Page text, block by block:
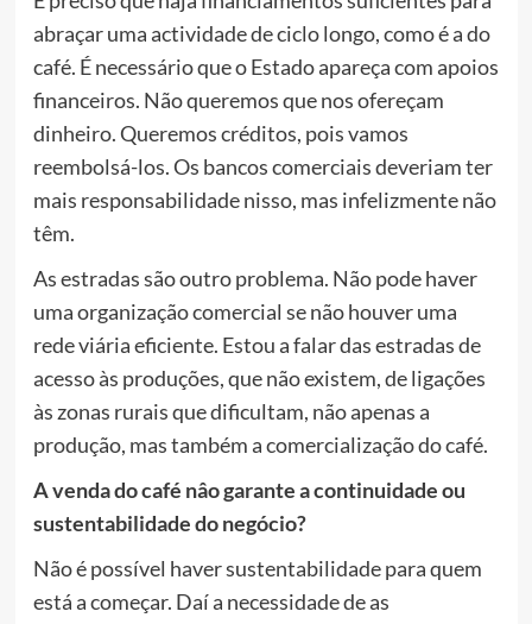
abraçar uma actividade de ciclo longo, como é a do
café. É necessário que o Estado apareça com apoios
financeiros. Não queremos que nos ofereçam
dinheiro. Queremos créditos, pois vamos
reembolsá-los. Os bancos comerciais deveriam ter
mais responsabilidade nisso, mas infelizmente não
têm.
As estradas são outro problema. Não pode haver
uma organização comercial se não houver uma
rede viária eficiente. Estou a falar das estradas de
acesso às produções, que não existem, de ligações
às zonas rurais que dificultam, não apenas a
produção, mas também a comercialização do café.
A venda do café nâo garante a continuidade ou
sustentabilidade do negócio?
Não é possível haver sustentabilidade para quem
está a começar. Daí a necessidade de as